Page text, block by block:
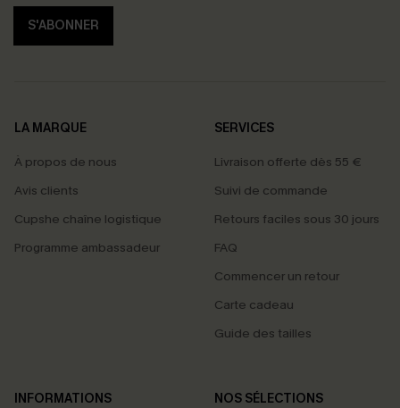
S'ABONNER
LA MARQUE
À propos de nous
Avis clients
Cupshe chaîne logistique
Programme ambassadeur
SERVICES
Livraison offerte dès 55 €
Suivi de commande
Retours faciles sous 30 jours
FAQ
Commencer un retour
Carte cadeau
Guide des tailles
INFORMATIONS
NOS SÉLECTIONS
PROFITEZ DE -15%